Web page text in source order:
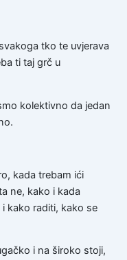
tko te uvjerava
ti taj grč u
kolektivno da jedan
kada trebam ići
ne, kako i kada
kako raditi, kako se
i na široko stoji,